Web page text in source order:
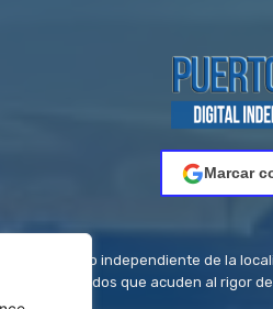
Marcar
es el periódico independiente de la
titulados que acuden al rigor